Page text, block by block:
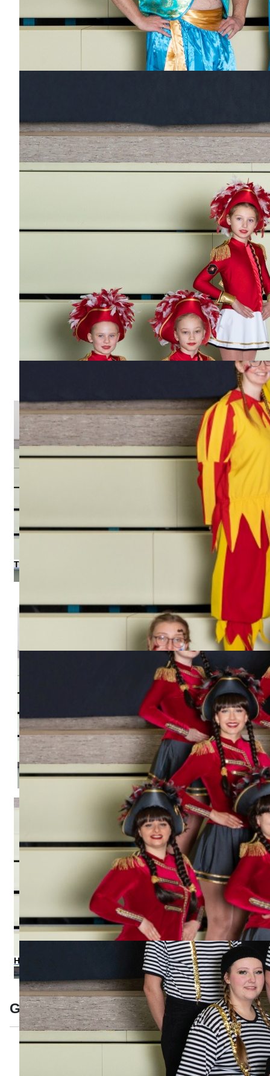
Power-Girls 2014-2015
Teenie-Garde 2014-2015
Teenie-Showtanz 2014-2015
Hofnarren 2014-2015
Große Mannschaft 2014-2015